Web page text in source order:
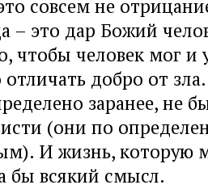
совсем не
– это дар Божий
чтобы человек мог и
добро от зла.
заранее, не
(они по
И жизнь, которую
бы всякий смысл.